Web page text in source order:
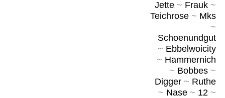
Jette~ Frauk~
Teichrose~ Mks
~
Schoenundgut
~ Ebbelwoicity
~ Hammernich
~ Bobbes~
Digger~ Ruthe
~ Nase~ 12~